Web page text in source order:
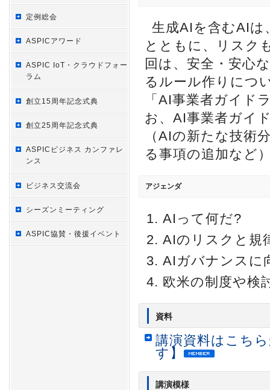
定例総会
ASPICアワード
ASPIC IoT・クラウドフォー
ラム
創立15周年記念式典
創立25周年記念式典
ASPICビジネス カンファレ
ンス
ビジネス交流会
シーズンミーティング
ASPIC協賛・後援イベント
生成AIを含むAIは
とともに、リスク
回は、安全・安心
るルール作りにつ
「AI事業者ガイド
お、AI事業者ガイ
（AIの新たな技術
る事項の追加など
アジェンダ
AIって何だ?
AIのリスクと規
AIガバナンスに
欧米の制度や検
資料
講演資料はこち
す】
講演模様